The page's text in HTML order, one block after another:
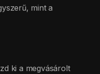
mint a
ki a megvásárolt